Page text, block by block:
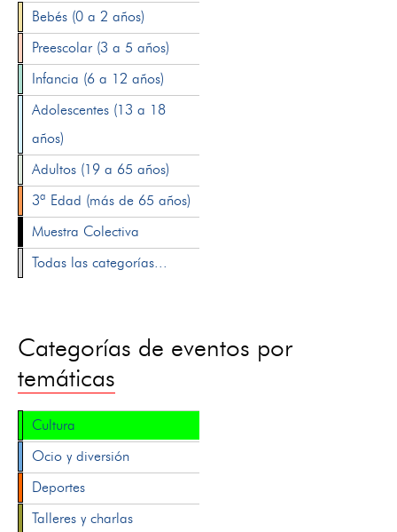
Bebés (0 a 2 años)
Preescolar (3 a 5 años)
Infancia (6 a 12 años)
Adolescentes (13 a 18
años)
Adultos (19 a 65 años)
3ª Edad (más de 65 años)
Muestra Colectiva
Todas las categorías...
Categorías de eventos por
temáticas
Cultura
Ocio y diversión
Deportes
Talleres y charlas